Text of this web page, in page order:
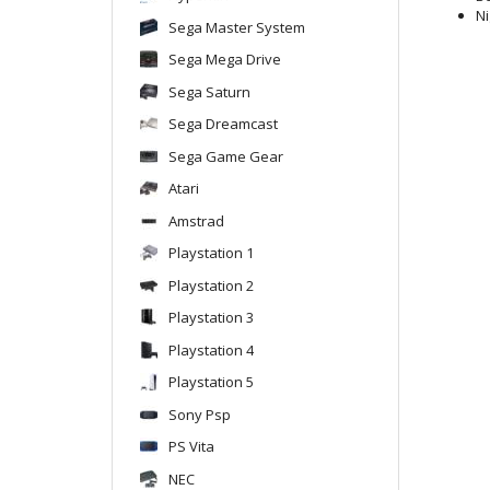
Sega Master System
Sega Mega Drive
Sega Saturn
Sega Dreamcast
Sega Game Gear
Atari
Amstrad
Playstation 1
Playstation 2
Playstation 3
Playstation 4
Playstation 5
Sony Psp
PS Vita
NEC